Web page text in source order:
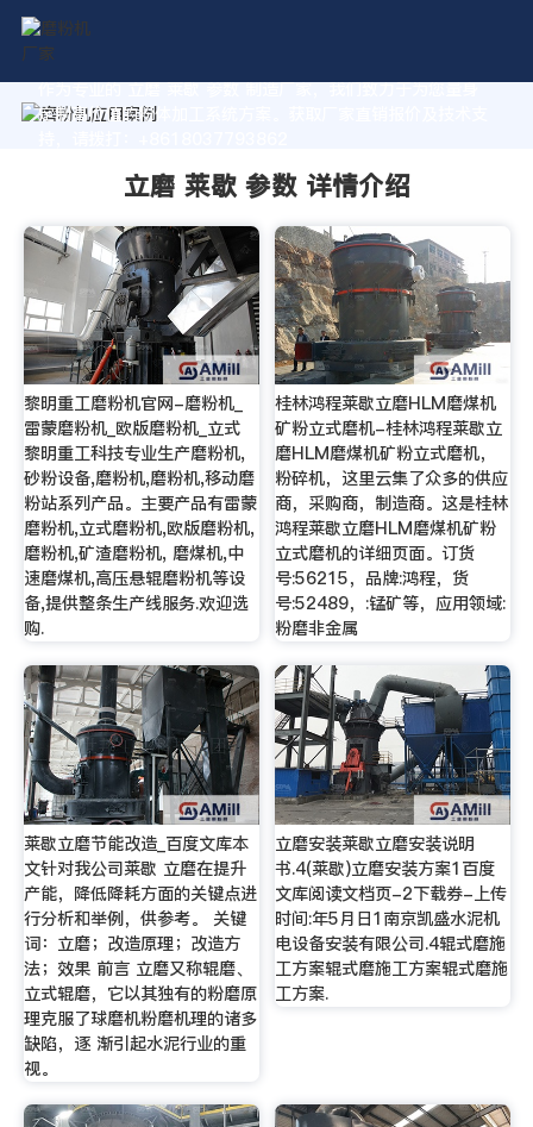
作为专业的 立磨 莱歇 参数 制造厂家，我们致力于为您量身
定制高价值的粉体加工系统方案。获取厂家直销报价及技术支
立磨 莱歇 参数 详情介绍
黎明重工磨粉机官网-磨粉机_
雷蒙磨粉机_欧版磨粉机_立式
黎明重工科技专业生产磨粉机,
砂粉设备,磨粉机,磨粉机,移动磨
粉站系列产品。主要产品有雷蒙
磨粉机,立式磨粉机,欧版磨粉机,
磨粉机,矿渣磨粉机, 磨煤机,中
速磨煤机,高压悬辊磨粉机等设
备,提供整条生产线服务.欢迎选
购.
桂林鸿程莱歇立磨HLM磨煤机
矿粉立式磨机-桂林鸿程莱歇立
磨HLM磨煤机矿粉立式磨机，
粉碎机，这里云集了众多的供应
商，采购商，制造商。这是桂林
鸿程莱歇立磨HLM磨煤机矿粉
立式磨机的详细页面。订货
号:56215，品牌:鸿程，货
号:52489，:锰矿等，应用领域:
粉磨非金属
莱歇立磨节能改造_百度文库本
文针对我公司莱歇 立磨在提升
产能，降低降耗方面的关键点进
行分析和举例，供参考。 关键
词：立磨；改造原理；改造方
法；效果 前言 立磨又称辊磨、
立式辊磨，它以其独有的粉磨原
理克服了球磨机粉磨机理的诸多
缺陷，逐 渐引起水泥行业的重
视。
立磨安装莱歇立磨安装说明
书.4(莱歇)立磨安装方案1百度
文库阅读文档页-2下载券-上传
时间:年5月日1南京凯盛水泥机
电设备安装有限公司.4辊式磨施
工方案辊式磨施工方案辊式磨施
工方案.